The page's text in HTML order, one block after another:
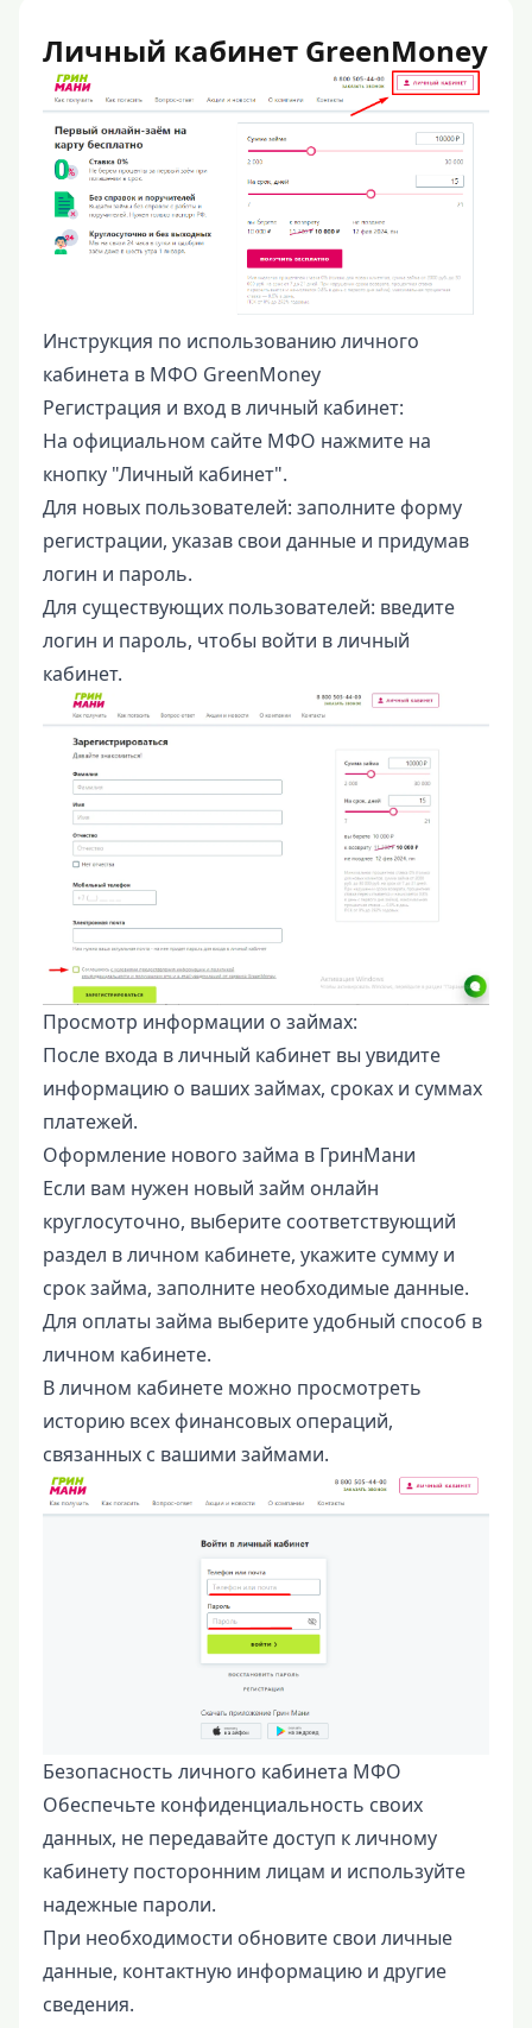
Личный кабинет GreenMoney
Инструкция по использованию личного
кабинета в МФО GreenMoney
Регистрация и вход в личный кабинет:
На официальном сайте МФО нажмите на
кнопку "Личный кабинет".
Для новых пользователей: заполните форму
регистрации, указав свои данные и придумав
логин и пароль.
Для существующих пользователей: введите
логин и пароль, чтобы войти в личный
кабинет.
Просмотр информации о займах:
После входа в личный кабинет вы увидите
информацию о ваших займах, сроках и суммах
платежей.
Оформление нового займа в ГринМани
Если вам нужен новый займ онлайн
круглосуточно, выберите соответствующий
раздел в личном кабинете, укажите сумму и
срок займа, заполните необходимые данные.
Для оплаты займа выберите удобный способ в
личном кабинете.
В личном кабинете можно просмотреть
историю всех финансовых операций,
связанных с вашими займами.
Безопасность личного кабинета МФО
Обеспечьте конфиденциальность своих
данных, не передавайте доступ к личному
кабинету посторонним лицам и используйте
надежные пароли.
При необходимости обновите свои личные
данные, контактную информацию и другие
сведения.